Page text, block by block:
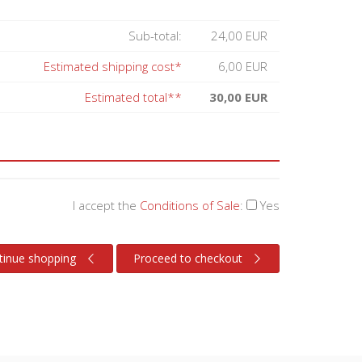
Sub-total:
24,00 EUR
Estimated shipping cost*
6,00 EUR
Estimated total**
30,00 EUR
I accept the Conditions of Sale: Yes
shopping Proceed to checkout